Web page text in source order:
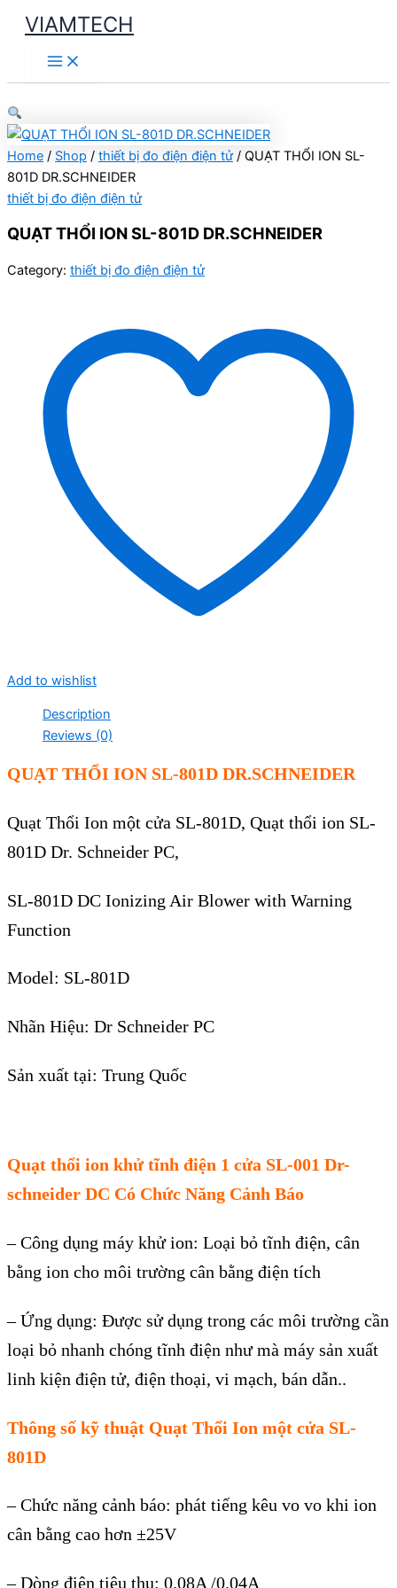
Skip
content
VIAMTECH
Main
Menu
Home / Shop / thiết bị đo điện điện tử/ QUẠT THỔI ION SL-
801D DR.SCHNEIDER
thiết bị đo điện điện tử
QUẠT THỔI ION SL-801D DR.SCHNEIDER
Category: thiết bị đo điện điện tử
Add to wishlist
Description
Reviews (0)
QUẠT THỔI ION SL-801D DR.SCHNEIDER
Quạt Thổi Ion một cửa SL-801D, Quạt thổi ion SL-
801D Dr. Schneider PC,
SL-801D DC Ionizing Air Blower with Warning
Function
Model: SL-801D
Nhãn Hiệu: Dr Schneider PC
Sản xuất tại: Trung Quốc
Quạt thổi ion khử tĩnh điện 1 cửa SL-001 Dr-
schneider DC Có Chức Năng Cảnh Báo
– Công dụng máy khử ion: Loại bỏ tĩnh điện, cân
bằng ion cho môi trường cân bằng điện tích
– Ứng dụng: Được sử dụng trong các môi trường cần
loại bỏ nhanh chóng tĩnh điện như mà máy sản xuất
linh kiện điện tử, điện thoại, vi mạch, bán dẫn..
Thông số kỹ thuật Quạt Thổi Ion một cửa SL-
801D
– Chức năng cảnh báo: phát tiếng kêu vo vo khi ion
cân bằng cao hơn ±25V
– Dòng điện tiêu thụ: 0.08A /0.04A